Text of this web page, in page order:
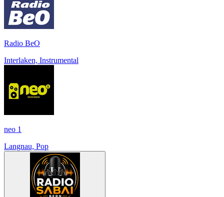
Radio BeO
Interlaken, Instrumental
neo 1
Langnau, Pop